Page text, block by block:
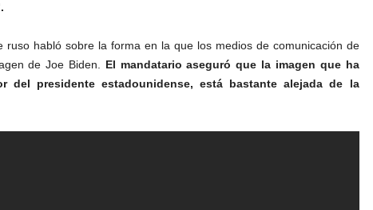
ruso habló sobre la forma en la que los medios de comunicación de
de Joe Biden. El mandatario aseguró que la imagen que ha
del presidente estadounidense, está bastante alejada de la